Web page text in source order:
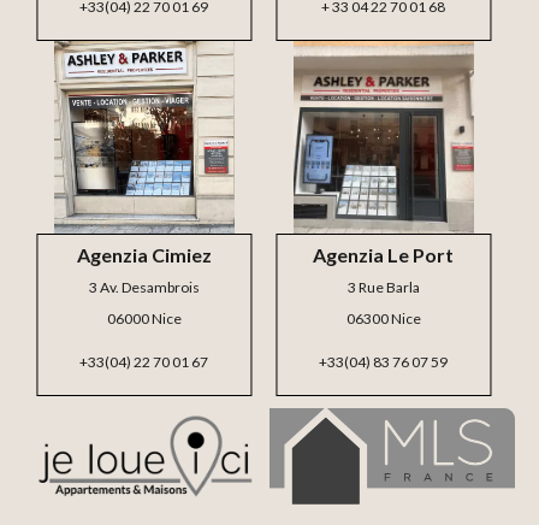
Agenzia Le Port
3 Rue Barla
06300 Nice
+33(04) 83 76 07 59
Agenzia Cimiez
3 Av. Desambrois
06000 Nice
+33(04) 22 70 01 67
+ 33 04 22 70 01 68
+33(04) 22 70 01 69